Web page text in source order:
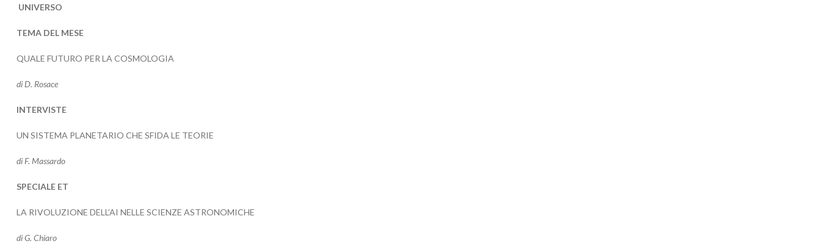
UNIVERSO
TEMA DEL MESE
QUALE FUTURO PER LA COSMOLOGIA
di D. Rosace
INTERVISTE
UN SISTEMA PLANETARIO CHE SFIDA LE TEORIE
di F. Massardo
SPECIALE ET
LA RIVOLUZIONE DELL’AI NELLE SCIENZE ASTRONOMICHE
di G. Chiaro